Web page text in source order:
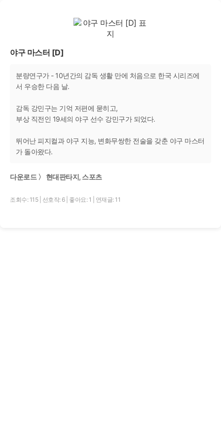
야구 마스터 [D]
분량연구가 - 10년간의 감독 생활 만에 처음으로 한국 시리즈에
서 우승한 다음 날.
감독 강민구는 기억 저편에 묻히고,
부상 직전인 19세의 야구 선수 강민구가 되었다.
뛰어난 피지컬과 야구 지능, 변화무쌍한 전술을 갖춘 야구 마스터
가 돌아왔다.
다운로드 〉 현대판타지, 스포츠
조회수: 115 선호작: 6 좋아요: 1 연재글: 11